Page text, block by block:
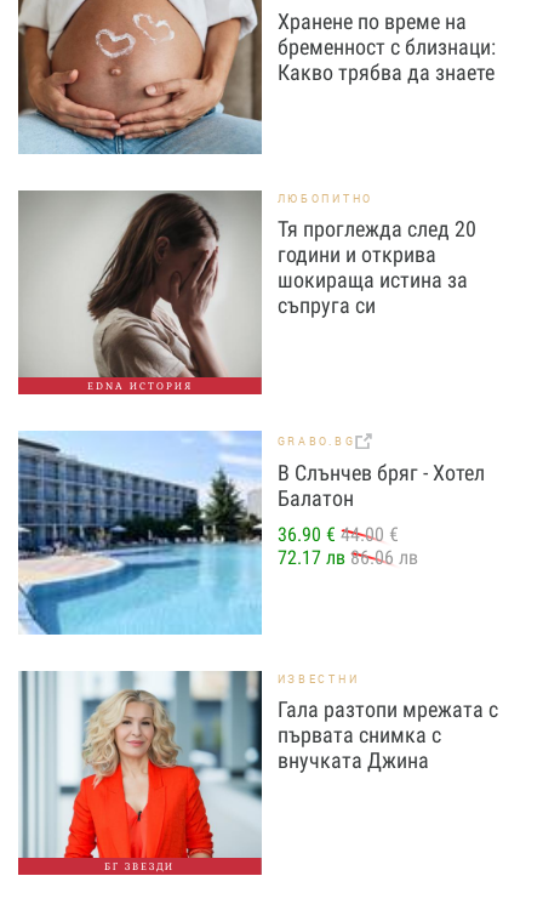
Хранене по време на
бременност с близнаци:
Какво трябва да знаете
EDNA ИСТОРИЯ
ЛЮБОПИТНО
Тя проглежда след 20
години и открива
шокираща истина за
съпруга си
GRABO.BG
В Слънчев бряг - Хотел
Балатон
36.90 € 44.00 €
72.17 лв 86.06 лв
БГ ЗВЕЗДИ
ИЗВЕСТНИ
Гала разтопи мрежата с
първата снимка с
внучката Джина